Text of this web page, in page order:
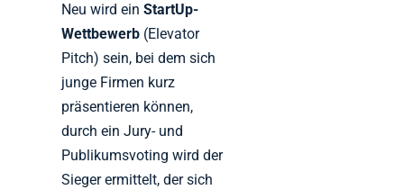
Neu wird einStartUp-
Wettbewerb (Elevator
Pitch) sein, bei dem sich
junge Firmen kurz
präsentieren können,
durch ein Jury- und
Publikumsvoting wird der
Sieger ermittelt, der sich